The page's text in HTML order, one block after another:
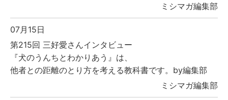
ミシマガ編集部
07月15日
第215回 三好愛さんインタビュー
『犬のうんちとわかりあう』は、
他者との距離のとり方を考える教科書です。by編集部
ミシマガ編集部